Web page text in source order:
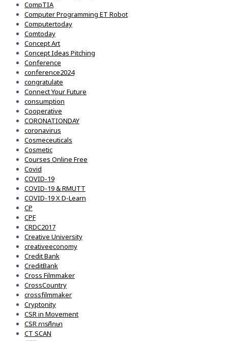
CompTIA
Computer Programming ET Robot
Computertoday
Comtoday
Concept Art
Concept Ideas Pitching
Conference
conference2024
congratulate
Connect Your Future
consumption
Cooperative
CORONATIONDAY
coronavirus
Cosmeceuticals
Cosmetic
Courses Online Free
Covid
COVID-19
COVID-19 & RMUTT
COVID-19 X D-Learn
CP
CPF
CRDC2017
Creative University
creativeeconomy
Credit Bank
CreditBank
Cross Filmmaker
CrossCountry
crossfilmmaker
Cryptonity
CSR in Movement
CSR การศึกษา
CT SCAN